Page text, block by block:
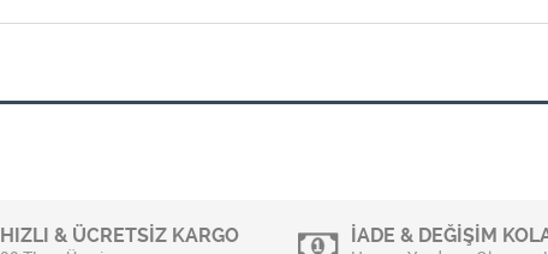
HIZLI & ÜCRETSİZ KARGO İADE & DEĞİŞİM